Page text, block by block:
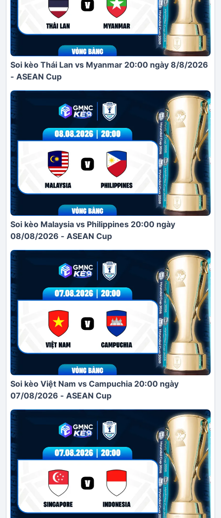
Soi kèo Thái Lan vs Myanmar 20:00 ngày 8/8/2026
- ASEAN Cup
Soi kèo Malaysia vs Philippines 20:00 ngày
08/08/2026 - ASEAN Cup
Soi kèo Việt Nam vs Campuchia 20:00 ngày
07/08/2026 - ASEAN Cup